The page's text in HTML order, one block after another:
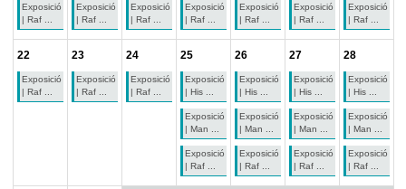
Exposició
| Raf ...
Exposició
| Raf ...
Exposició
| Raf ...
Exposició
| Raf ...
Exposició
| Raf ...
Exposició
| Raf ...
Exposició
| Raf ...
22
Exposició
| Raf ...
23
Exposició
| Raf ...
24
Exposició
| Raf ...
25
Exposició
| His ...
Exposició
| Man ...
Exposició
| Raf ...
26
Exposició
| His ...
Exposició
| Man ...
Exposició
| Raf ...
27
Exposició
| His ...
Exposició
| Man ...
Exposició
| Raf ...
28
Exposició
| His ...
Exposició
| Man ...
Exposició
| Raf ...